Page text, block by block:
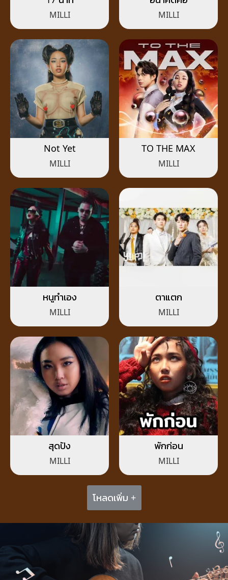
MILLI MILLI
Not Yet
MILLI
TO THE MAX
MILLI
หนูทำเอง
MILLI
ตาแตก
MILLI
สุดปัง
MILLI
พักก่อน
MILLI
โหลดเพิ่ม +